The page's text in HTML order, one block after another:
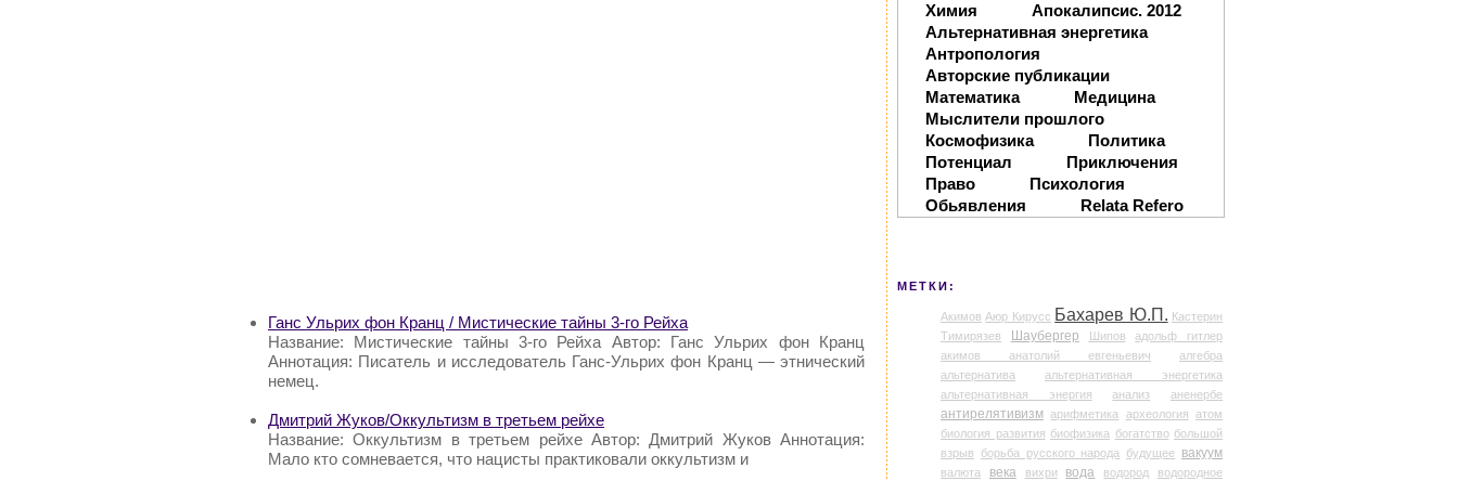
Ганс Ульрих фон Кранц / Мистические тайны 3-го Рейха
Название: Мистические тайны 3-го Рейха Автор: Ганс Ульрих фон Кранц
Аннотация: Писатель и исследователь Ганс-Ульрих фон Кранц — этнический
немец.
Дмитрий Жуков/Оккультизм в третьем рейхе
Название: Оккультизм в третьем рейхе Автор: Дмитрий Жуков Аннотация:
Мало кто сомневается, что нацисты практиковали оккультизм и
Химия
Апокалипсис. 2012
Альтернативная энергетика
Антропология
Авторские публикации
Математика
Медицина
Мыслители прошлого
Космофизика
Политика
Потенциал
Приключения
Право
Психология
Обьявления
Relata Refero
МЕТКИ:
Акимов Аюр Кирусс Бахарев Ю.П. Кастерин
Тимирязев
Шаубергер Шипов
адольф гитлер
акимов анатолий евгеньевич
алгебра
альтернатива
альтернативная энергетика
альтернативная энергия
анализ аненербе
антирелятивизм арифметика археология атом
биология развития биофизика богатство большой
взрыв
борьба русского народа будущее вакуум
валюта века вихри вода водород
водородное